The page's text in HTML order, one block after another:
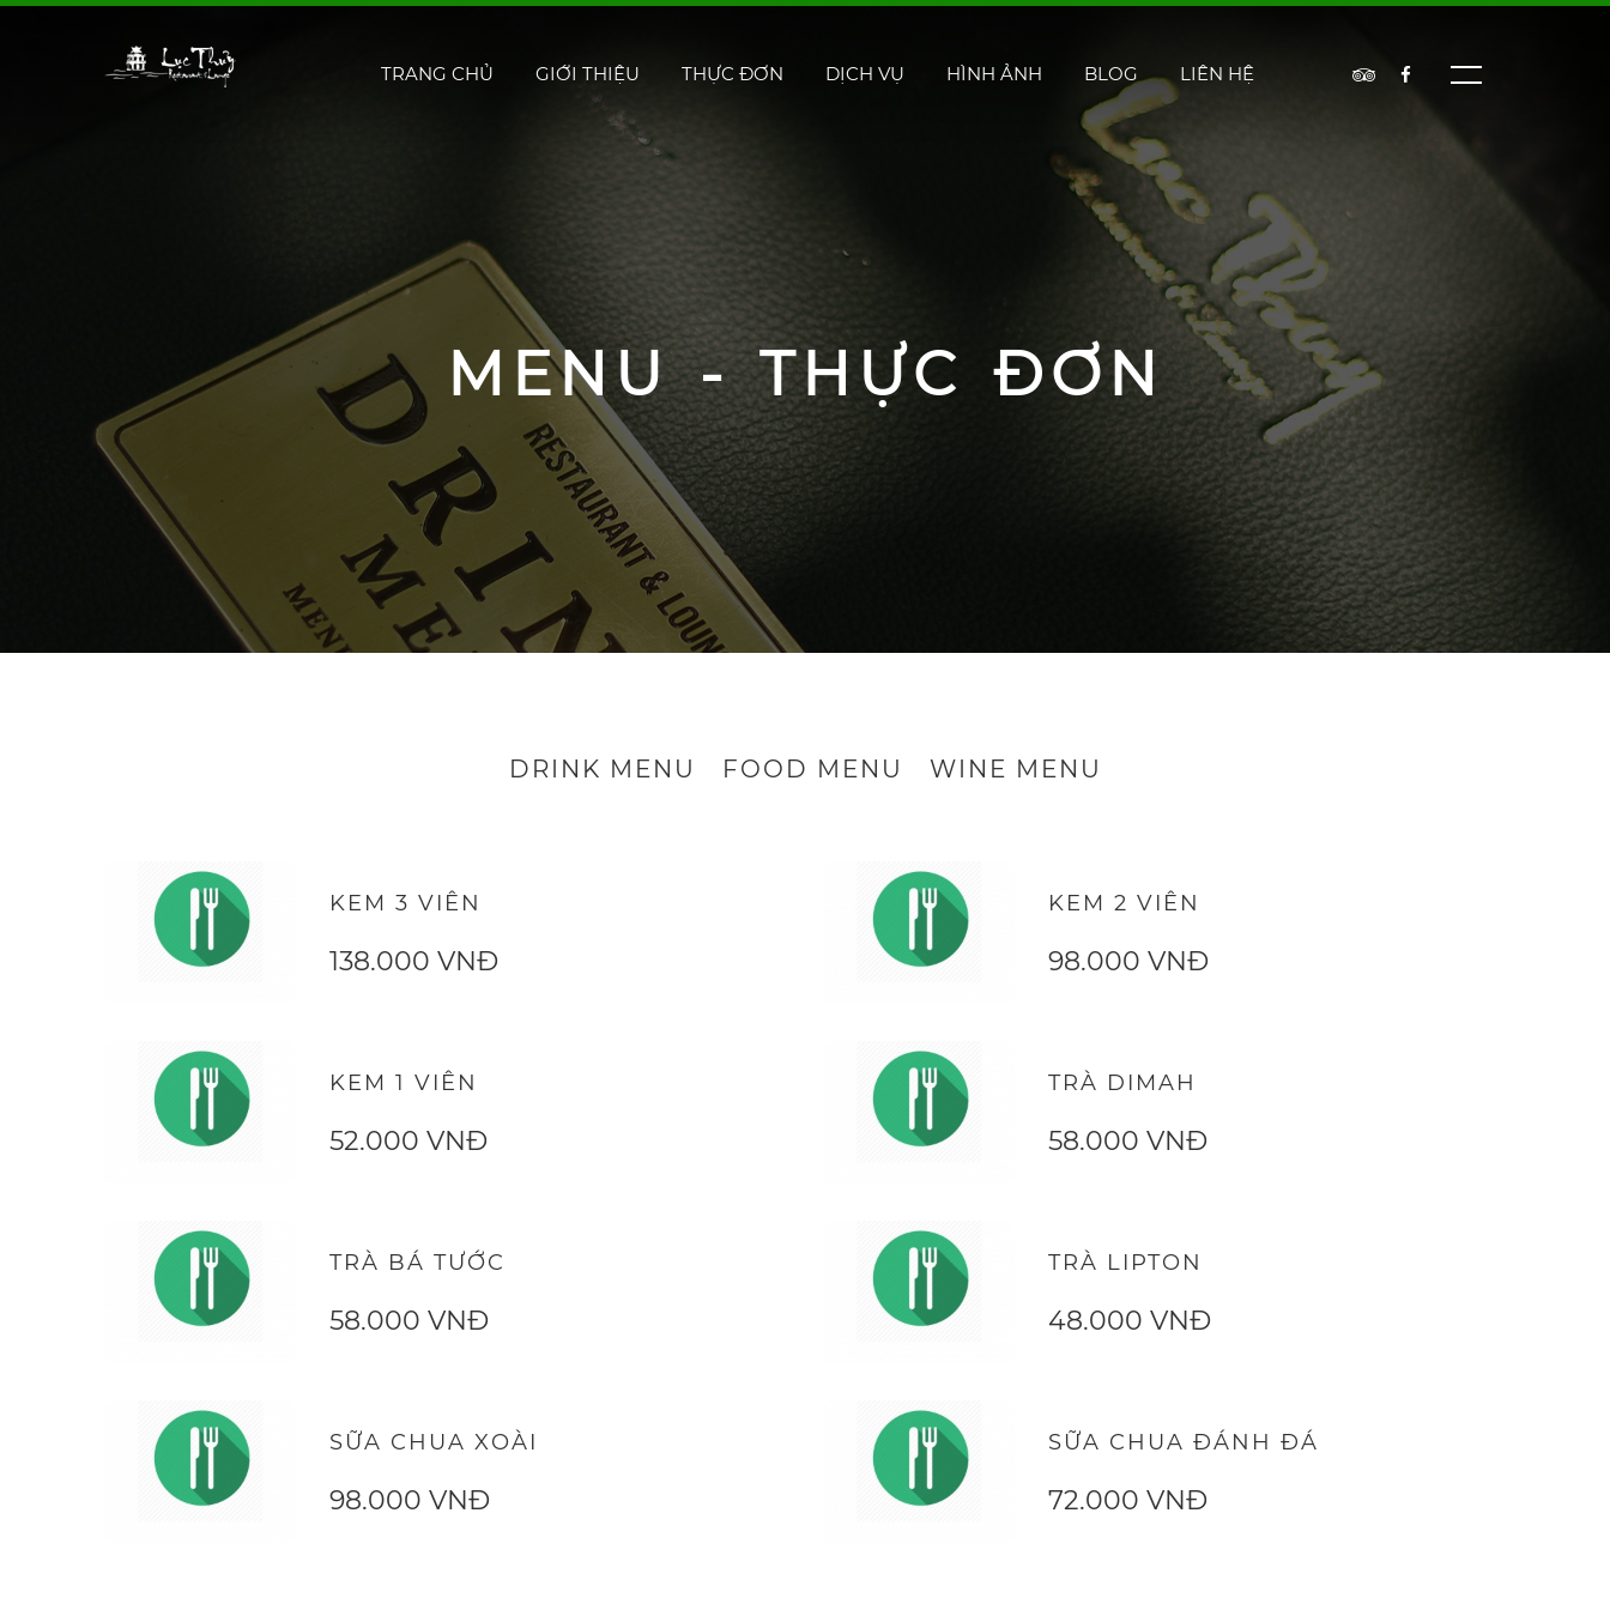
TRANG CHỦ GIỚI THIỆU THỰC ĐƠN DỊCH VỤ HÌNH ẢNH BLOG LIÊN HỆ
MENU - THỰC ĐƠN
DRINK MENU FOOD MENU WINE MENU
KEM 3 VIÊN
138.000 VNĐ
KEM 1 VIÊN
52.000 VNĐ
TRÀ BÁ TƯỚC
58.000 VNĐ
SỮA CHUA XOÀI
98.000 VNĐ
KEM 2 VIÊN
98.000 VNĐ
TRÀ DIMAH
58.000 VNĐ
TRÀ LIPTON
48.000 VNĐ
SỮA CHUA ĐÁNH ĐÁ
72.000 VNĐ